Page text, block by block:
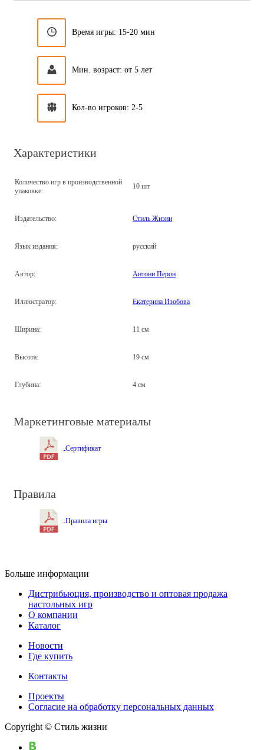
Время игры: 15-20 мин
Мин. возраст: от 5 лет
Кол-во игроков: 2-5
Характеристики
Количество игр в производственной
упаковке:
10 шт
Издательство: Стиль Жизни
Язык издания: русский
Автор: Антони Перон
Иллюстратор: Екатерина Изобова
Ширина: 11 см
Высота: 19 см
Глубина: 4 см
Маркетинговые материалы
Сертификат
Правила
Правила игры
Больше информации
Дистрибьюция, производство и оптовая продажа
настольных игр
О компании
Каталог
Новости
Где купить
Контакты
Проекты
Cогласие на обработку персональных данных
Copyright © Стиль жизни